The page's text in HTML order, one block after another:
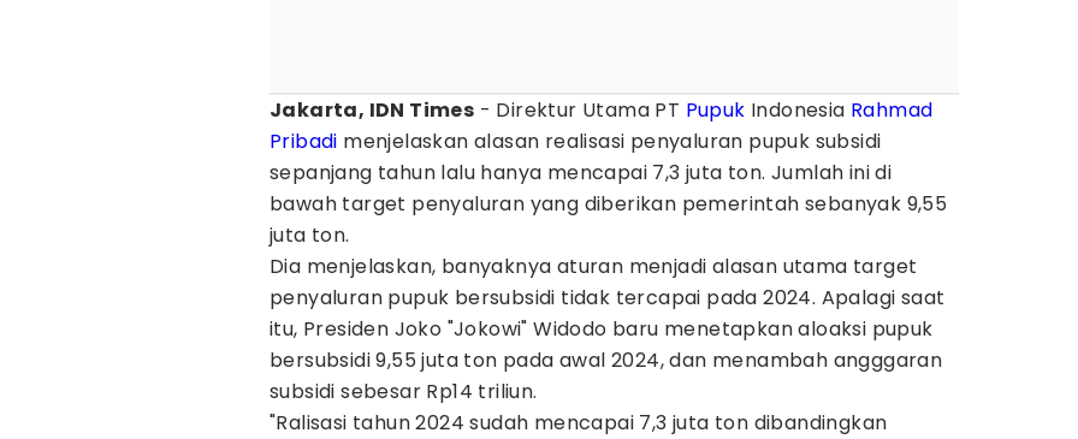
Jakarta, IDN Times - Direktur Utama PT Pupuk Indonesia Rahmad
Pribadi menjelaskan alasan realisasi penyaluran pupuk subsidi
sepanjang tahun lalu hanya mencapai 7,3 juta ton. Jumlah ini di
bawah target penyaluran yang diberikan pemerintah sebanyak 9,55
juta ton.
Dia menjelaskan, banyaknya aturan menjadi alasan utama target
penyaluran pupuk bersubsidi tidak tercapai pada 2024. Apalagi saat
itu, Presiden Joko "Jokowi" Widodo baru menetapkan aloaksi pupuk
bersubsidi 9,55 juta ton pada awal 2024, dan menambah angggaran
subsidi sebesar Rp14 triliun.
"Ralisasi tahun 2024 sudah mencapai 7,3 juta ton dibandingkan